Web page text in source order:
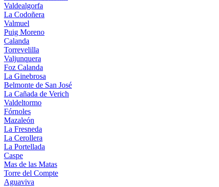
Valdealgorfa
La Codoñera
Valmuel
Puig Moreno
Calanda
Torrevelilla
Valjunquera
Foz Calanda
La Ginebrosa
Belmonte de San José
La Cañada de Verich
Valdeltormo
Fórnoles
Mazaleón
La Fresneda
La Cerollera
La Portellada
Caspe
Mas de las Matas
Torre del Compte
Aguaviva